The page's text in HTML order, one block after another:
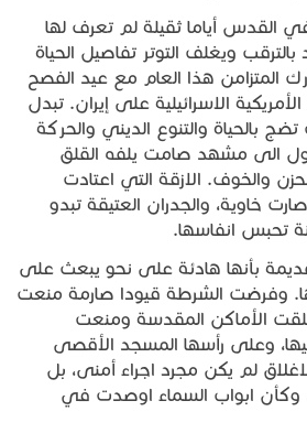
القدس أياما ثقيلة لم تعرف لها
بالترقب ويغلف التوتر تفاصيل الحياة
المتزامن هذا العام مع عيد الفصح
الاسرائيلية على إيران. تبدل
بالحياة والتنوع الديني والحركة
الى مشهد صامت يلفه القلق
والخوف. الازقة التي اعتادت
خاوية، والجدران العتيقة تبدو
تحبس انفاسها.
بأنها هادئة على نحو يبعث على
وفرضت الشرطة قيودا صارمة منعت
الأماكن المقدسة ومنعت
وعلى رأسها المسجد الأقصى
لم يكن مجرد اجراء أمنى، بل
وكأن ابواب السماء اوصدت في